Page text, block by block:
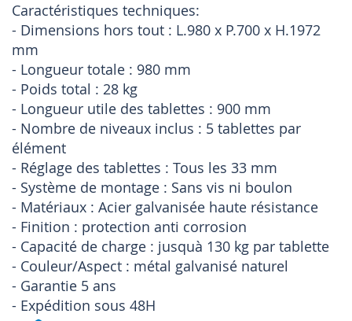
Caractéristiques techniques:
- Dimensions hors tout : L.980 x P.700 x H.1972
mm
- Longueur totale : 980 mm
- Poids total : 28 kg
- Longueur utile des tablettes : 900 mm
- Nombre de niveaux inclus : 5 tablettes par
élément
- Réglage des tablettes : Tous les 33 mm
- Système de montage : Sans vis ni boulon
- Matériaux : Acier galvanisée haute résistance
- Finition : protection anti corrosion
- Capacité de charge : jusquà 130 kg par tablette
- Couleur/Aspect : métal galvanisé naturel
- Garantie 5 ans
- Expédition sous 48H